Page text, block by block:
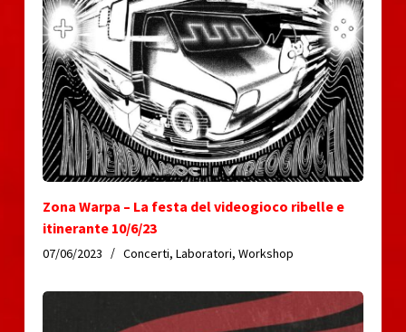
Zona Warpa – La festa del videogioco ribelle e
itinerante 10/6/23
07/06/2023 Concerti, Laboratori, Workshop